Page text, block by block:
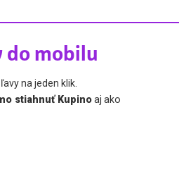
do mobilu
na jeden klik.
stiahnuť Kupinoaj ako